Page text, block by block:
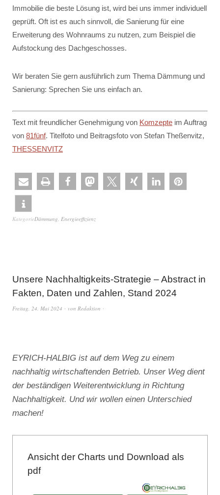
Immobilie die beste Lösung ist, wird bei uns immer individuell
geprüft. Oft ist es auch sinnvoll, die Sanierung für eine
Erweiterung des Wohnraums zu nutzen, zum Beispiel die
Aufstockung des Dachgeschosses.
Wir beraten Sie gern ausführlich zum Thema Dämmung und
Sanierung: Sprechen Sie uns einfach an.
Text mit freundlicher Genehmigung von Komzepte im Auftrag
von 81fünf. Titelfoto und Beitragsfoto von Stefan Theßenvitz,
THESSENVITZ
KategorieDämmung, Energieeffizienz
Unsere Nachhaltigkeits-Strategie – Abstract in
Fakten, Daten und Zahlen, Stand 2024
Freitag, 24. Mai 2024 von Redaktion
EYRICH-HALBIG ist auf dem Weg zu einem
nachhaltig wirtschaftenden Betrieb. Unser Weg dient
der beständigen Weiterentwicklung in Richtung
Nachhaltigkeit. Und wir wollen einen Unterschied
machen!
Ansicht der Charts und Download als
pdf